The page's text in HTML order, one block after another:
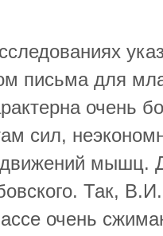
письма для
очень
сил,
мышц.
Так,
очень